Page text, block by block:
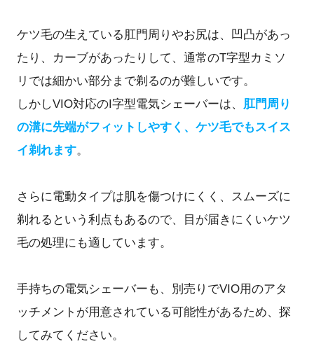
ケツ毛の生えている肛門周りやお尻は、凹凸があっ
たり、カーブがあったりして、通常のT字型カミソ
リでは細かい部分まで剃るのが難しいです。
しかしVIO対応のI字型電気シェーバーは、 肛門周り
の溝に先端がフィットしやすく、ケツ毛でもスイス
イ剃れます。
さらに電動タイプは肌を傷つけにくく、スムーズに
剃れるという利点もあるので、目が届きにくいケツ
毛の処理にも適しています。
手持ちの電気シェーバーも、別売りでVIO用のアタ
ッチメントが用意されている可能性があるため、探
してみてください。